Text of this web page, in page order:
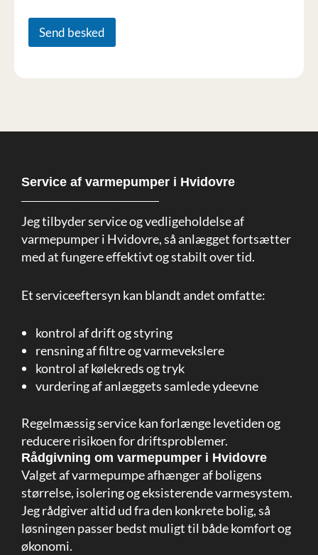
Send besked
Service af varmepumper i Hvidovre
Jeg tilbyder service og vedligeholdelse af
varmepumper i Hvidovre, så anlægget fortsætter
med at fungere effektivt og stabilt over tid.
Et serviceeftersyn kan blandt andet omfatte:
kontrol af drift og styring
rensning af filtre og varmevekslere
kontrol af kølekreds og tryk
vurdering af anlæggets samlede ydeevne
Regelmæssig service kan forlænge levetiden og
reducere risikoen for driftsproblemer.
Rådgivning om varmepumper i Hvidovre
Valget af varmepumpe afhænger af boligens
størrelse, isolering og eksisterende varmesystem.
Jeg rådgiver altid ud fra den konkrete bolig, så
løsningen passer bedst muligt til både komfort og
økonomi.